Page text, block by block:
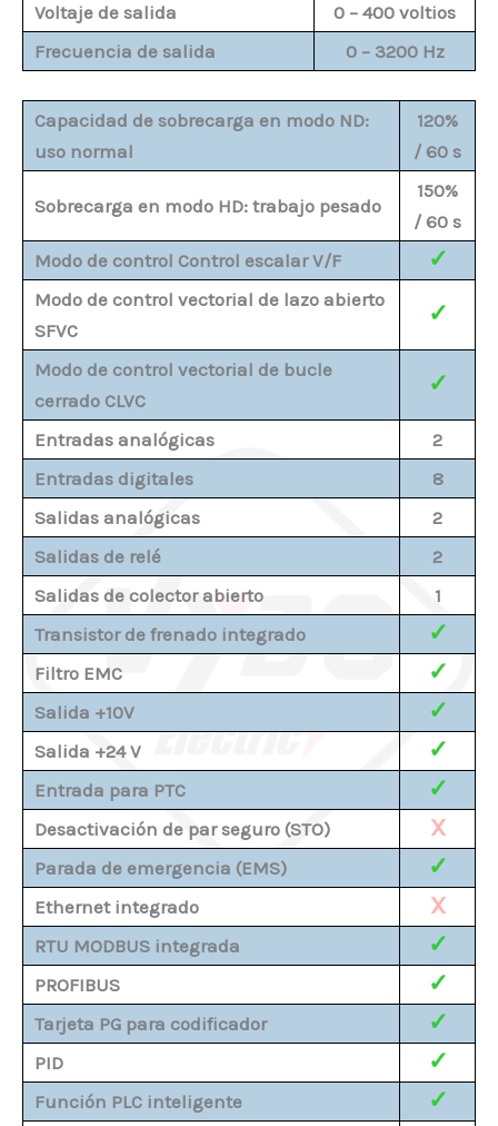
Voltaje de salida
0 – 400 voltios
Frecuencia de salida
0 – 3200 Hz
Capacidad de sobrecarga en modo ND:
uso normal
120%
/ 60 s
Sobrecarga en modo HD: trabajo pesado
150%
/ 60 s
Modo de control Control escalar V/F
✓
Modo de control vectorial de lazo abierto
SFVC
✓
Modo de control vectorial de bucle
cerrado CLVC
✓
Entradas analógicas
2
Entradas digitales
8
Salidas analógicas
2
Salidas de relé
2
Salidas de colector abierto
1
Transistor de frenado integrado
✓
Filtro EMC ✓
Salida +10V ✓
Salida +24 V ✓
Entrada para PTC ✓
Desactivación de par seguro (STO) X
Parada de emergencia (EMS) ✓
Ethernet integrado X
RTU MODBUS integrada ✓
PROFIBUS ✓
Tarjeta PG para codificador ✓
PID ✓
Función PLC inteligente ✓